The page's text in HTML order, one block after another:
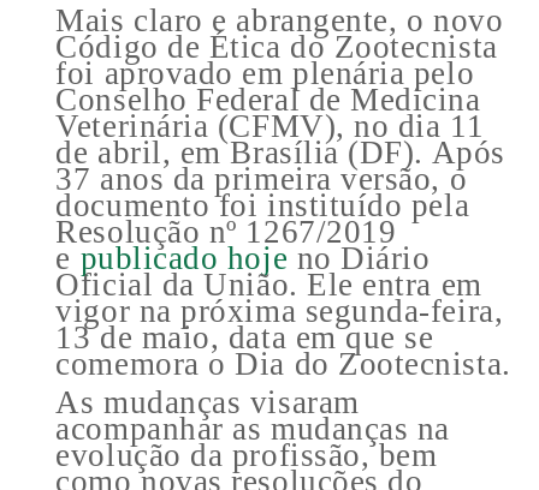
Mais claro e abrangente, o novo
Código de Ética do Zootecnista
foi aprovado em plenária pelo
Conselho Federal de Medicina
Veterinária (CFMV), no dia 11
de abril, em Brasília (DF). Após
37 anos da primeira versão, o
documento foi instituído pela
Resolução nº 1267/2019
e publicado hoje no Diário
Oficial da União. Ele entra em
vigor na próxima segunda-feira,
13 de maio, data em que se
comemora o Dia do Zootecnista.
As mudanças visaram
acompanhar as mudanças na
evolução da profissão, bem
como novas resoluções do